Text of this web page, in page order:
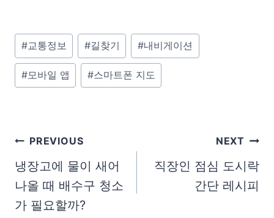
P
o
a
s
#교통정보 #길찾기 #내비게이션
#모바일 앱 #스마트폰 지도
글
탐
색
PREVIOUS
냉장고에 물이 새어
나올 때 배수구 청소
가 필요할까?
NEXT
직장인 점심 도시락
간단 레시피